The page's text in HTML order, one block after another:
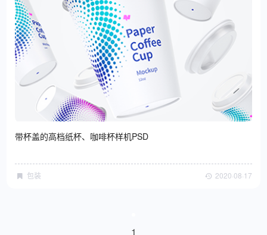
带杯盖的高档纸杯、咖啡杯样机PSD
包装 2020·08·17
1